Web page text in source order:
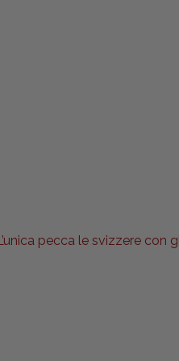
pecca le svizzere con